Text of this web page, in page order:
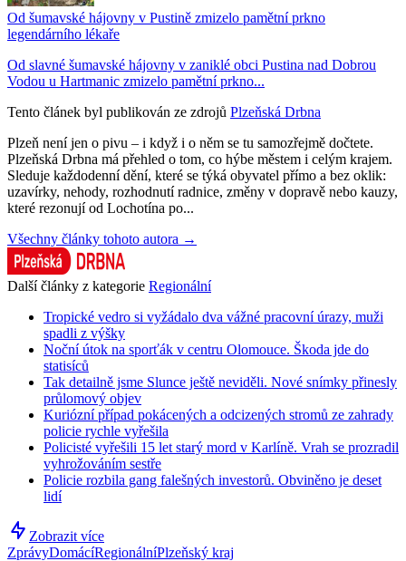
Od šumavské hájovny v Pustině zmizelo pamětní prkno
legendárního lékaře
Od slavné šumavské hájovny v zaniklé obci Pustina nad Dobrou
Vodou u Hartmanic zmizelo pamětní prkno...
Tento článek byl publikován ze zdrojů Plzeňská Drbna
Plzeň není jen o pivu – i když i o něm se tu samozřejmě dočtete.
Plzeňská Drbna má přehled o tom, co hýbe městem i celým krajem.
Sleduje každodenní dění, které se týká obyvatel přímo a bez oklik:
uzavírky, nehody, rozhodnutí radnice, změny v dopravě nebo kauzy,
které rezonují od Lochotína po...
Všechny články tohoto autora →
Další články z kategorie Regionální
Tropické vedro si vyžádalo dva vážné pracovní úrazy, muži
spadli z výšky
Noční útok na sporťák v centru Olomouce. Škoda jde do
statisíců
Tak detailně jsme Slunce ještě neviděli. Nové snímky přinesly
průlomový objev
Kuriózní případ pokácených a odcizených stromů ze zahrady
policie rychle vyřešila
Policisté vyřešili 15 let starý mord v Karlíně. Vrah se prozradil
vyhrožováním sestře
Policie rozbila gang falešných investorů. Obviněno je deset
lidí
Zobrazit více
ZprávyDomácíRegionálníPlzeňský kraj